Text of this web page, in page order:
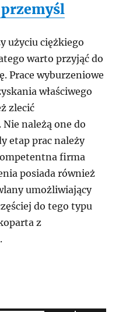
użyciu ciężkiego
warto przyjąć do
Prace wyburzeniowe
właściwego
zlecić
należą one do
etap prac należy
firma
posiada również
umożliwiający
do tego typu
z